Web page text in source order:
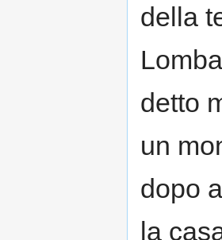
della
detto
un
dopo
la